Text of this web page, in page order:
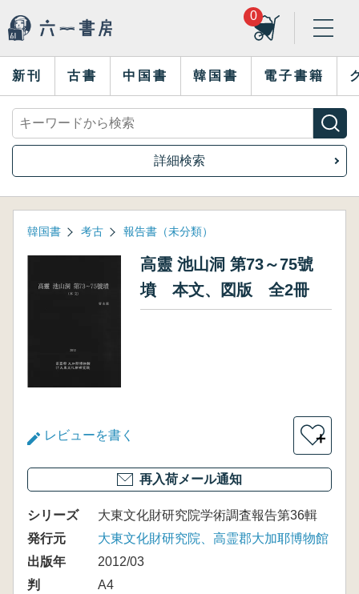
0
新刊 古書 中国書 韓国書 電子書籍
詳細検索
韓国書 考古 報告書（未分類）
高靈 池山洞 第73～75號
墳 本文、図版 全2冊
レビューを書く ＋
再入荷メール通知
シリーズ
大東文化財研究院学術調査報告第36輯
発行元
大東文化財研究院、高霊郡大加耶博物館
出版年
2012/03
判
A4